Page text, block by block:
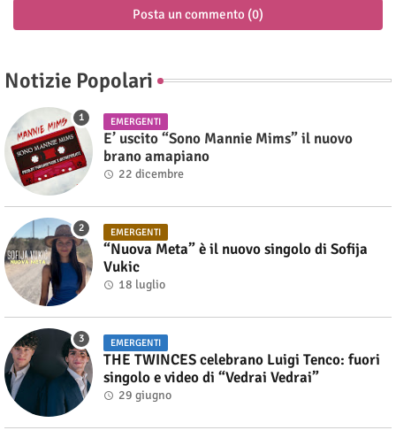
Posta un commento (0)
Notizie Popolari
EMERGENTI
E’ uscito “Sono Mannie Mims” il nuovo
brano amapiano
22 dicembre
EMERGENTI
“Nuova Meta” è il nuovo singolo di Sofija
Vukic
18 luglio
EMERGENTI
THE TWINCES celebrano Luigi Tenco: fuori
singolo e video di “Vedrai Vedrai”
29 giugno